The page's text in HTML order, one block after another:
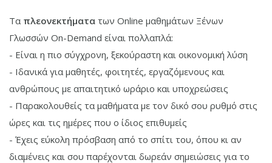
Τα πλεονεκτήματα των Online μαθημάτων Ξένων
Γλωσσών On-Demand είναι πολλαπλά:
- Είναι η πιο σύγχρονη, ξεκούραστη και οικονομική λύση
- Ιδανικά για μαθητές, φοιτητές, εργαζόμενους και
ανθρώπους με απαιτητικό ωράριο και υποχρεώσεις
- Παρακολουθείς τα μαθήματα με τον δικό σου ρυθμό στις
ώρες και τις ημέρες που ο ίδιος επιθυμείς
- Έχεις εύκολη πρόσβαση από το σπίτι του, όπου κι αν
διαμένεις και σου παρέχονται δωρεάν σημειώσεις για το